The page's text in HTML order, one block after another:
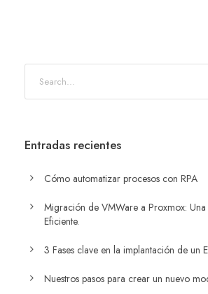
Entradas recientes
Cómo automatizar procesos con RPA
Migración de VMWare a Proxmox:
Eficiente.
3 Fases clave en la implantación de un
Nuestros pasos para crear un nuevo